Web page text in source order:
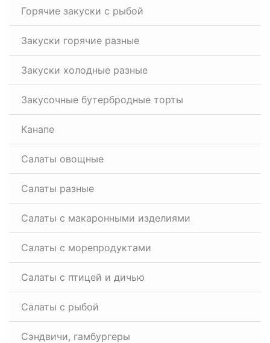
Горячие закуски с рыбой
Закуски горячие разные
Закуски холодные разные
Закусочные бутербродные торты
Канапе
Салаты овощные
Салаты разные
Салаты с макаронными изделиями
Салаты с морепродуктами
Салаты с птицей и дичью
Салаты с рыбой
Сэндвичи, гамбургеры